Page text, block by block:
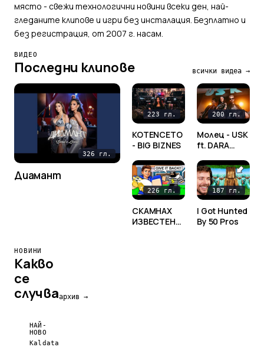
място - свежи технологични новини всеки ден, най-
гледаните клипове и игри без инсталация. Безплатно и
без регистрация, от 2007 г. насам.
ВИДЕО
Последни клипове всички видеа →
326 гл.
Диамант
223 гл.
KOTENCETO
- BIG BIZNES
226 гл.
СКАМНАХ
ИЗВЕСТЕН
200 гл.
Mолец - USK
ft. DARA
Video]
187 гл.
I Got Hunted
By 50 Pros
НОВИНИ
Какво
се
случваархив →
НАЙ-
НОВО
Kaldata